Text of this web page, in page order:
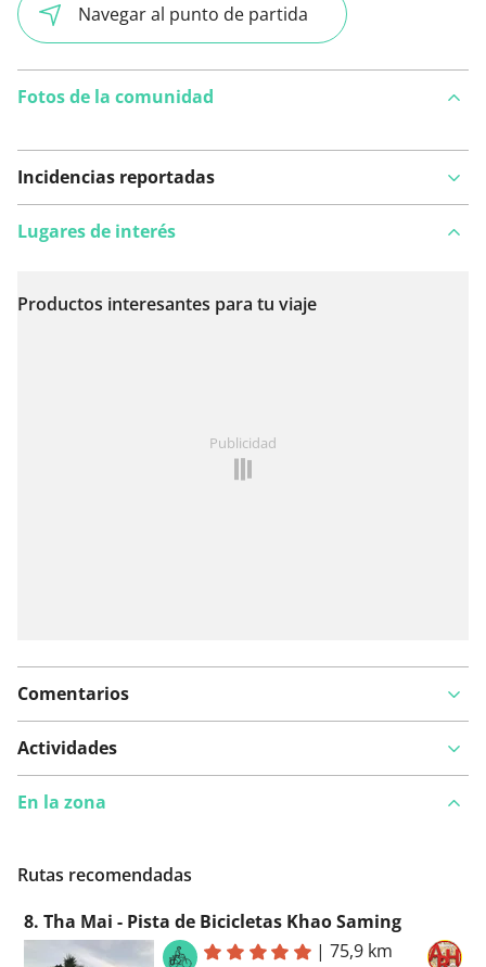
Navegar al punto de partida
Fotos de la comunidad
Incidencias reportadas
Ver en el mapa
Lugares de interés
Productos interesantes para tu viaje
Publicidad
Comentarios
Actividades
En la zona
Rutas recomendadas
8. Tha Mai - Pista de Bicicletas Khao Saming
|75,9 km